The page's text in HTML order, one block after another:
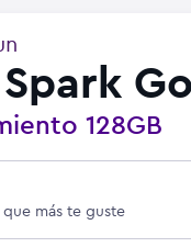
128GB
más te guste